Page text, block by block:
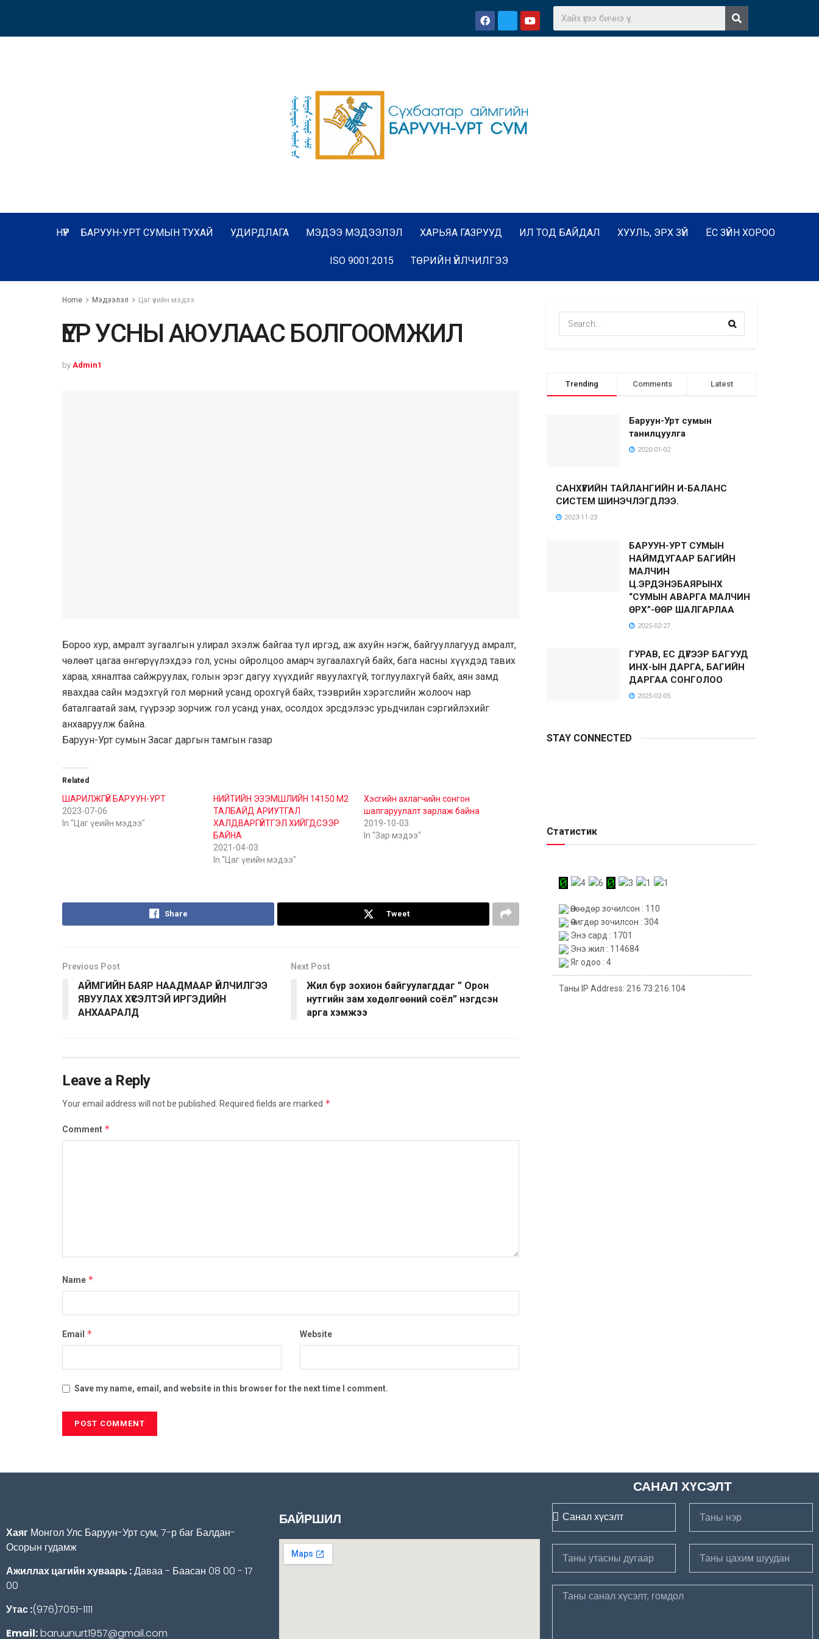
НҮҮР БАРУУН-УРТ СУМЫН ТУХАЙ УДИРДЛАГА МЭДЭЭ МЭДЭЭЛЭЛ ХАРЬЯА ГАЗРУУД ИЛ ТОД БАЙДАЛ ХУУЛЬ, ЭРХ ЗҮЙ ЁС ЗҮЙН ХОРОО
ISO 9001:2015 ТӨРИЙН ҮЙЛЧИЛГЭЭ
Home Мэдээлэл Цаг үеийн мэдээ
ҮЕР УСНЫ АЮУЛААС БОЛГООМЖИЛ
by Admin1
Бороо хур, амралт зугаалгын улирал эхэлж байгаа тул иргэд, аж ахуйн нэгж, байгууллагууд амралт,
чөлөөт цагаа өнгөрүүлэхдээ гол, усны ойролцоо амарч зугаалахгүй байх, бага насны хүүхдэд тавих
хараа, хяналтаа сайжруулах, голын эрэг дагуу хүүхдийг явуулахгүй, тоглуулахгүй байх, аян замд
явахдаа сайн мэдэхгүй гол мөрний усанд орохгүй байх, тээврийн хэрэгслийн жолооч нар
баталгаатай зам, гүүрээр зорчиж гол усанд унах, осолдох эрсдэлээс урьдчилан сэргийлэхийг
анхааруулж байна.
Баруун-Урт сумын Засаг даргын тамгын газар
Related
ШАРИЛЖГҮЙ БАРУУН-УРТ
2023-07-06
In "Цаг үеийн мэдээ"
НИЙТИЙН ЭЗЭМШЛИЙН 14150 М2
ТАЛБАЙД АРИУТГАЛ
ХАЛДВАРГҮЙТГЭЛ ХИЙГДСЭЭР
БАЙНА
2021-04-03
In "Цаг үеийн мэдээ"
Хэсгийн ахлагчийн сонгон
шалгаруулалт зарлаж байна
2019-10-03
In "Зар мэдээ"
Share Tweet
Previous Post
АЙМГИЙН БАЯР НААДМААР ҮЙЛЧИЛГЭЭ
ЯВУУЛАХ ХҮСЭЛТЭЙ ИРГЭДИЙН
АНХААРАЛД
Next Post
Жил бүр зохион байгуулагддаг ” Орон
нутгийн зам хөдөлгөөний соёл” нэгдсэн
арга хэмжээ
Leave a Reply
Your email address will not be published. Required fields are marked *
Comment *
Name *
Email * Website
Save my name, email, and website in this browser for the next time I comment.
Trending Comments Latest
Баруун-Урт сумын
танилцуулга
2020-01-02
САНХҮҮГИЙН ТАЙЛАНГИЙН И-БАЛАНС
СИСТЕМ ШИНЭЧЛЭГДЛЭЭ.
2023-11-23
БАРУУН-УРТ СУМЫН
НАЙМДУГААР БАГИЙН
МАЛЧИН
Ц.ЭРДЭНЭБАЯРЫНХ
“СУМЫН АВАРГА МАЛЧИН
ӨРХ”-ӨӨР ШАЛГАРЛАА
2025-02-27
ГУРАВ, ЕС ДҮГЭЭР БАГУУД
ИНХ-ЫН ДАРГА, БАГИЙН
ДАРГАА СОНГОЛОО
2025-02-05
STAY CONNECTED
Статистик
Өнөөдөр зочилсон : 110
Өчигдөр зочилсон : 304
Энэ сард : 1701
Энэ жил : 114684
Яг одоо : 4
Таны IP Address: 216.73.216.104
Хаяг Монгол Улс Баруун-Урт сум, 7-р баг Балдан-
Осорын гудамж
Ажиллах цагийн хуваарь :Даваа - Баасан 08 00 - 17
00
Утас :(976)7051-1111
Email:baruunurt1957@gmail.com
БАЙРШИЛ
САНАЛ ХҮСЭЛТ